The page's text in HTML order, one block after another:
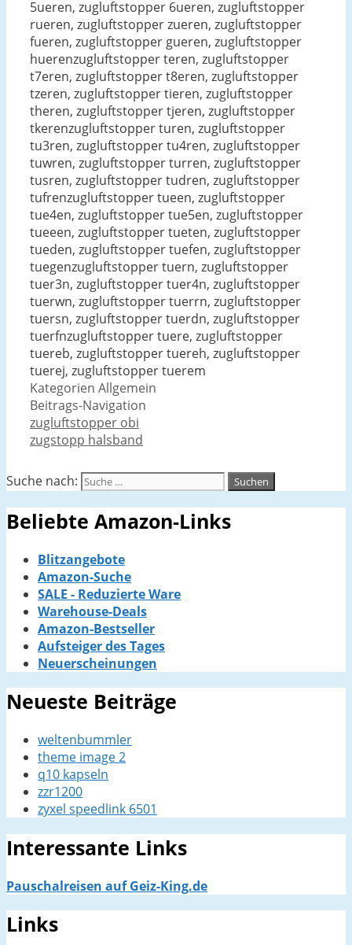
5ueren, zugluftstopper 6ueren, zugluftstopper
rueren, zugluftstopper zueren, zugluftstopper
fueren, zugluftstopper gueren, zugluftstopper
huerenzugluftstopper teren, zugluftstopper
t7eren, zugluftstopper t8eren, zugluftstopper
tzeren, zugluftstopper tieren, zugluftstopper
theren, zugluftstopper tjeren, zugluftstopper
tkerenzugluftstopper turen, zugluftstopper
tu3ren, zugluftstopper tu4ren, zugluftstopper
tuwren, zugluftstopper turren, zugluftstopper
tusren, zugluftstopper tudren, zugluftstopper
tufrenzugluftstopper tueen, zugluftstopper
tue4en, zugluftstopper tue5en, zugluftstopper
tueeen, zugluftstopper tueten, zugluftstopper
tueden, zugluftstopper tuefen, zugluftstopper
tuegenzugluftstopper tuern, zugluftstopper
tuer3n, zugluftstopper tuer4n, zugluftstopper
tuerwn, zugluftstopper tuerrn, zugluftstopper
tuersn, zugluftstopper tuerdn, zugluftstopper
tuerfnzugluftstopper tuere, zugluftstopper
tuereb, zugluftstopper tuereh, zugluftstopper
tuerej, zugluftstopper tuerem
Kategorien Allgemein
Beitrags-Navigation
zugluftstopper obi
zugstopp halsband
Suche nach:
Beliebte Amazon-Links
Blitzangebote
Amazon-Suche
SALE - Reduzierte Ware
Warehouse-Deals
Amazon-Bestseller
Aufsteiger des Tages
Neuerscheinungen
Neueste Beiträge
weltenbummler
theme image 2
q10 kapseln
zzr1200
zyxel speedlink 6501
Interessante Links
Pauschalreisen auf Geiz-King.de
Links